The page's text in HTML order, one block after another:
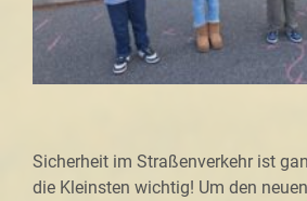
Sicherheit im Straßenverkehr ist
die Kleinsten wichtig! Um den